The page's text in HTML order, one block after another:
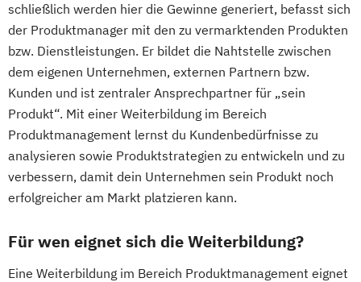
schließlich werden hier die Gewinne generiert, befasst sich
der Produktmanager mit den zu vermarktenden Produkten
bzw. Dienstleistungen. Er bildet die Nahtstelle zwischen
dem eigenen Unternehmen, externen Partnern bzw.
Kunden und ist zentraler Ansprechpartner für „sein
Produkt“. Mit einer Weiterbildung im Bereich
Produktmanagement lernst du Kundenbedürfnisse zu
analysieren sowie Produktstrategien zu entwickeln und zu
verbessern, damit dein Unternehmen sein Produkt noch
erfolgreicher am Markt platzieren kann.
Für wen eignet sich die Weiterbildung?
Eine Weiterbildung im Bereich Produktmanagement eignet